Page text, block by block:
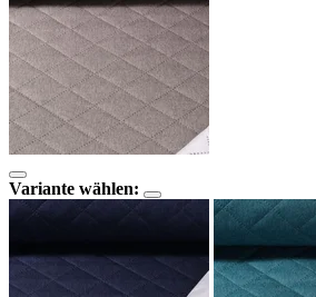
Variante wählen: